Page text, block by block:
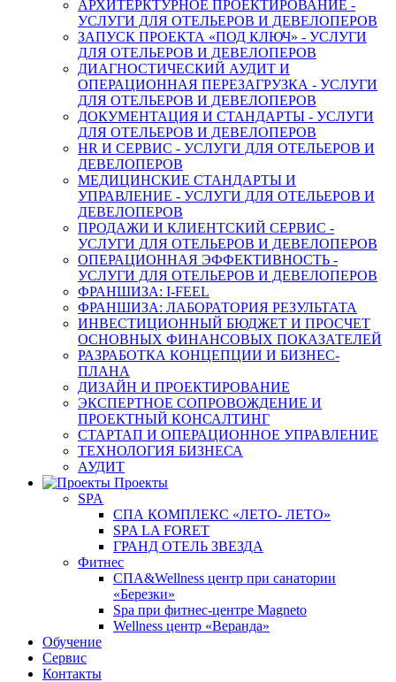
АРХИТЕРКТУРНОЕ ПРОЕКТИРОВАНИЕ -
УСЛУГИ ДЛЯ ОТЕЛЬЕРОВ И ДЕВЕЛОПЕРОВ
ЗАПУСК ПРОЕКТА «ПОД КЛЮЧ» - УСЛУГИ
ДЛЯ ОТЕЛЬЕРОВ И ДЕВЕЛОПЕРОВ
ДИАГНОСТИЧЕСКИЙ АУДИТ И
ОПЕРАЦИОННАЯ ПЕРЕЗАГРУЗКА - УСЛУГИ
ДЛЯ ОТЕЛЬЕРОВ И ДЕВЕЛОПЕРОВ
ДОКУМЕНТАЦИЯ И СТАНДАРТЫ - УСЛУГИ
ДЛЯ ОТЕЛЬЕРОВ И ДЕВЕЛОПЕРОВ
HR И СЕРВИС - УСЛУГИ ДЛЯ ОТЕЛЬЕРОВ И
ДЕВЕЛОПЕРОВ
МЕДИЦИНСКИЕ СТАНДАРТЫ И
УПРАВЛЕНИЕ - УСЛУГИ ДЛЯ ОТЕЛЬЕРОВ И
ДЕВЕЛОПЕРОВ
ПРОДАЖИ И КЛИЕНТСКИЙ СЕРВИС -
УСЛУГИ ДЛЯ ОТЕЛЬЕРОВ И ДЕВЕЛОПЕРОВ
ОПЕРАЦИОННАЯ ЭФФЕКТИВНОСТЬ -
УСЛУГИ ДЛЯ ОТЕЛЬЕРОВ И ДЕВЕЛОПЕРОВ
ФРАНШИЗА: I-FEEL
ФРАНШИЗА: ЛАБОРАТОРИЯ РЕЗУЛЬТАТА
ИНВЕСТИЦИОННЫЙ БЮДЖЕТ И ПРОСЧЕТ
ОСНОВНЫХ ФИНАНСОВЫХ ПОКАЗАТЕЛЕЙ
РАЗРАБОТКА КОНЦЕПЦИИ И БИЗНЕС-
ПЛАНА
ДИЗАЙН И ПРОЕКТИРОВАНИЕ
ЭКСПЕРТНОЕ СОПРОВОЖДЕНИЕ И
ПРОЕКТНЫЙ КОНСАЛТИНГ
СТАРТАП И ОПЕРАЦИОННОЕ УПРАВЛЕНИЕ
ТЕХНОЛОГИЯ БИЗНЕСА
АУДИТ
Проекты
SPA
СПА КОМПЛЕКС «ЛЕТО- ЛЕТО»
SPA LA FORET
ГРАНД ОТЕЛЬ ЗВЕЗДА
Фитнес
СПА&Wellness центр при санатории
«Березки»
Spa при фитнес-центре Magneto
Wellness центр «Веранда»
Обучение
Сервис
Контакты